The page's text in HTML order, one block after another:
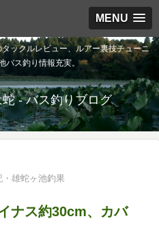
MENU
ックルレビュー、ルアー裏技チューニ
バス釣り情報充実。
- バス釣りブログ
雄蛇ヶ池釣果
ナス約30cm、カバ